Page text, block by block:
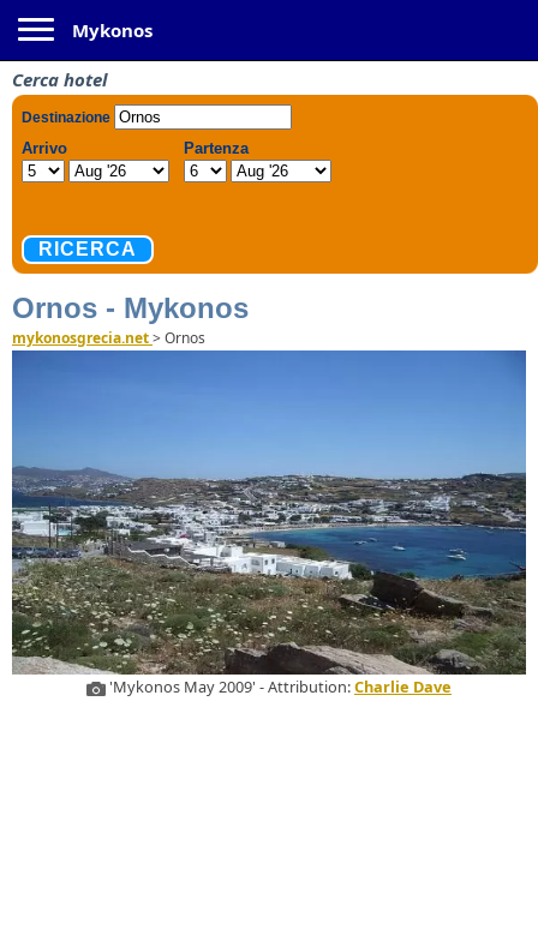
Mykonos
Cerca hotel
Ornos - Mykonos
mykonosgrecia.net>Ornos
'Mykonos May 2009' - Attribution:Charlie Dave